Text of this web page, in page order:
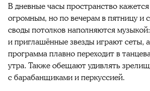
В дневные часы пространство
огромным, но по вечерам в пятницу и
своды потолков наполняются
и приглашённые звезды играют сеты,
программа плавно переходит в
утра. Также обещают удивлять
с барабанщиками и перкуссией.